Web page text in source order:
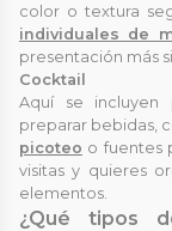
color o textura
individuales de
presentación más
Cocktail
Aquí se incluyen
preparar bebidas,
picoteo o fuentes
visitas y quieres
elementos.
¿Qué tipos